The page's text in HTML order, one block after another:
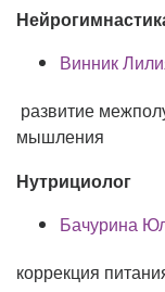
Винник
развитие
мышления
Нутрициолог
Бачурина
коррекция